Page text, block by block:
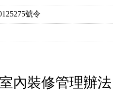
號令
內裝修管理辦